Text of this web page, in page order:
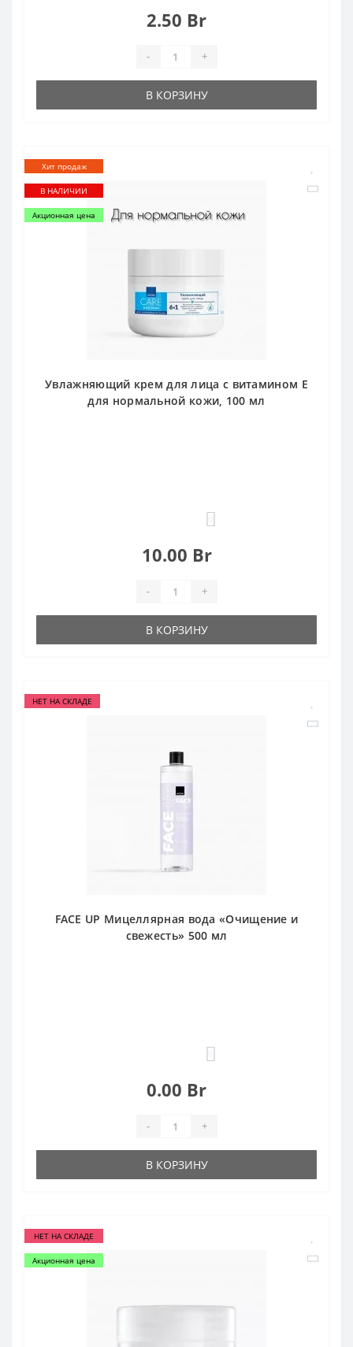
2.50 Br
- +
В КОРЗИНУ
Хит продаж
В НАЛИЧИИ
Акционная цена
Увлажняющий крем для лица с витамином Е
для нормальной кожи, 100 мл
10.00 Br
- +
В КОРЗИНУ
НЕТ НА СКЛАДЕ
FACE UP Мицеллярная вода «Очищение и
свежесть» 500 мл
0.00 Br
- +
В КОРЗИНУ
НЕТ НА СКЛАДЕ
Акционная цена